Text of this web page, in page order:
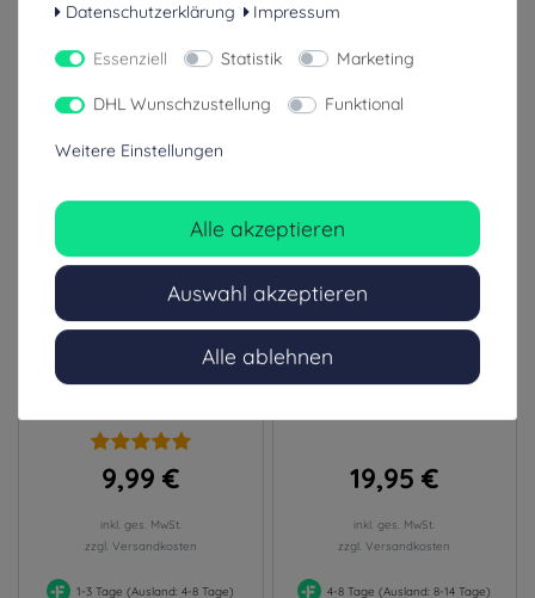
Fenomed Stethoskoptasche
Aufbewahrungstasche für
9,99 €
inkl. ges. MwSt.
zzgl. Versandkosten
1-3 Tage (Ausland: 4-8 Tage)
Stethoskopholster
19,95 €
inkl. ges. MwSt.
zzgl. Versandkosten
4-8 Tage (Ausland: 8-14 Tage)
Datenschutzerklärung
Impressum
Essenziell Statistik Marketing
DHL Wunschzustellung Funktional
Weitere Einstellungen
Alle akzeptieren
Auswahl akzeptieren
Alle ablehnen